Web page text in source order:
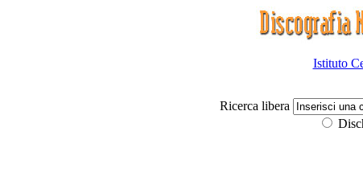
Istituto
Ricerca libera